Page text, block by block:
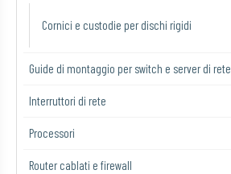
Cornici e custodie per dischi rigidi
Guide di montaggio per switch e server di rete
Interruttori di rete
Processori
Router cablati e firewall